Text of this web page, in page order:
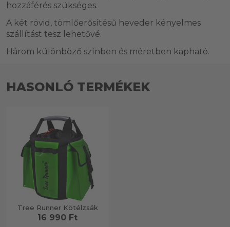
hozzáférés szükséges.
A két rövid, tömlőerősítésű heveder kényelmes
szállítást tesz lehetővé.
Három különböző színben és méretben kapható.
HASONLÓ TERMÉKEK
Tree Runner Kötélzsák
16 990 Ft